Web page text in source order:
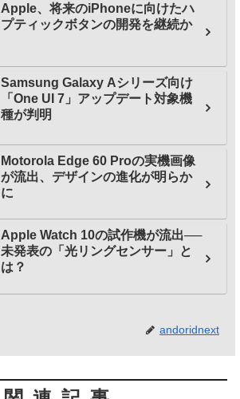
Apple、将来のiPhoneに向けたハ
プティックボタンの開発を継続か
Samsung Galaxy Aシリーズ向け
「One UI 7」アップデート対象機
種が判明
Motorola Edge 60 Proの実機画像
が流出、デザインの進化が明らか
に
Apple Watch 10の試作機が流出──
未発表の「光リングセンサー」と
は？
andoridnext